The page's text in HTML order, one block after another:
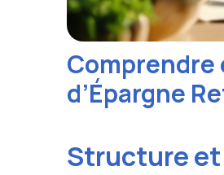
Comprendre
d’Épargne
Structure et